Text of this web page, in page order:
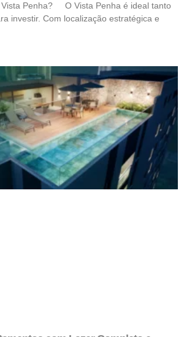
Penha? O Vista Penha é ideal tanto
investir. Com localização estratégica e